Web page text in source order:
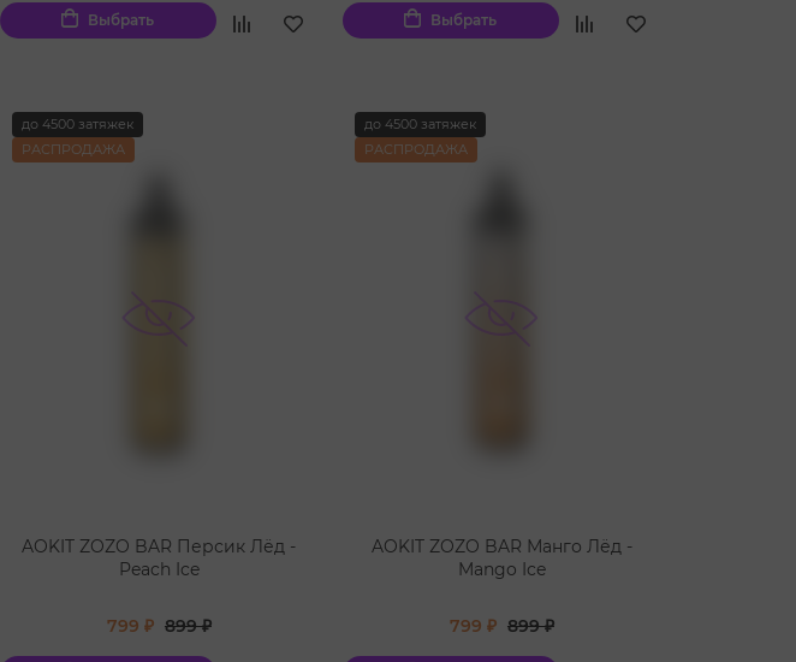
Выбрать Выбрать
до 4500 затяжек
РАСПРОДАЖА
AOKIT ZOZO BAR Персик Лёд -
Peach Ice
799 ₽ 899 ₽
до 4500 затяжек
РАСПРОДАЖА
AOKIT ZOZO BAR Манго Лёд -
Mango Ice
799 ₽ 899 ₽